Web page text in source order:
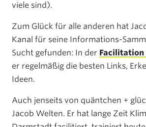
viele sind).
Zum Glück für alle anderen hat
Kanal für seine Informations-
Sucht gefunden: In der Facilitation
er regelmäßig die besten Links,
Ideen.
Auch jenseits von quäntchen +
Jacob Welten. Er hat lange Zeit